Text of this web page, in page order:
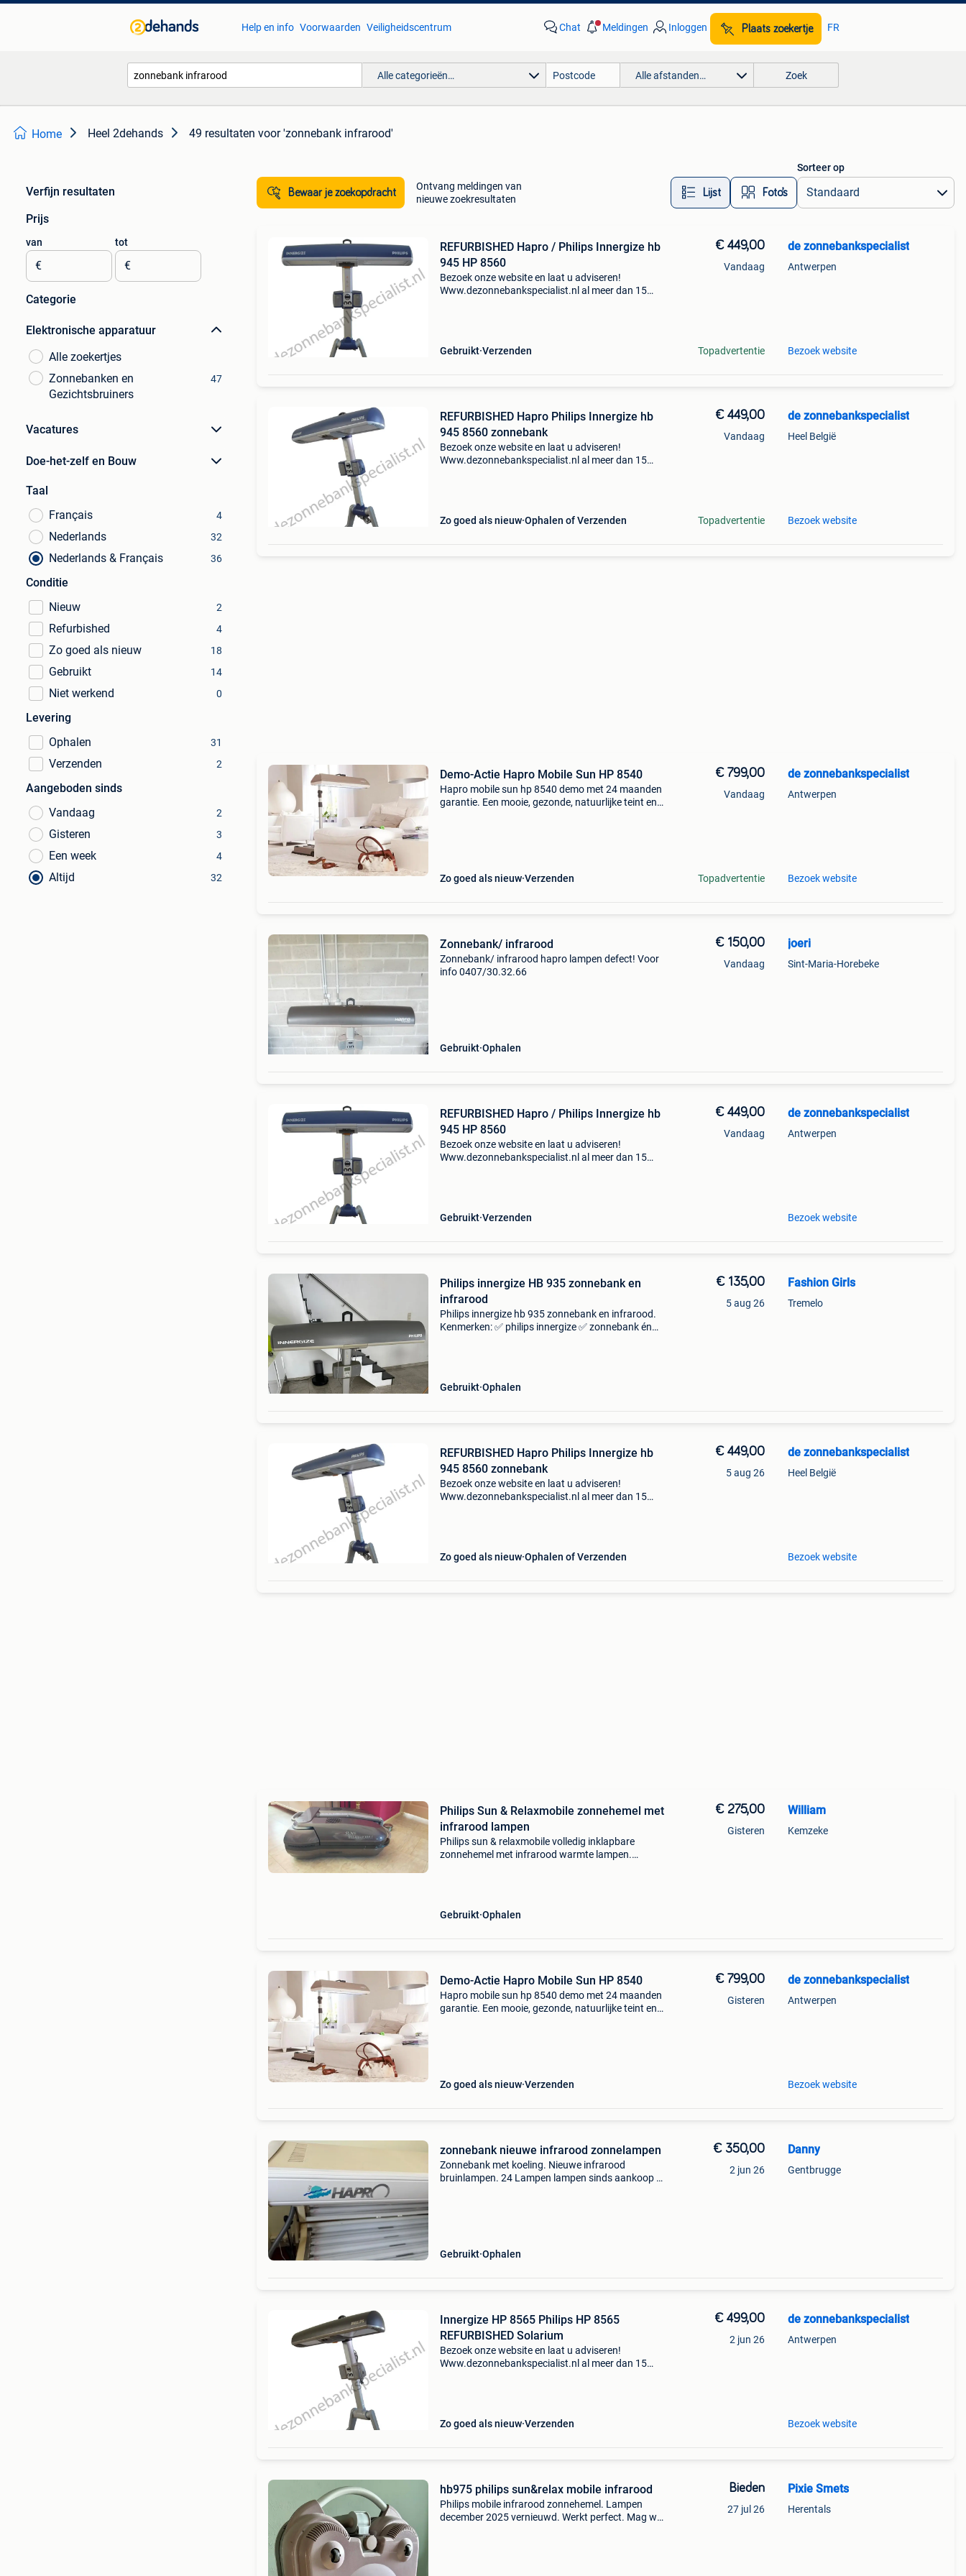
Help en info Voorwaarden Veiligheidscentrum Chat Meldingen Inloggen Plaats zoekertje FR
Alle categorieën… Alle afstanden… Zoek
Home Heel 2dehands 49 resultaten voor 'zonnebank infrarood'
Verfijn resultaten
Prijs
van
€
tot
€
Categorie
Elektronische apparatuur
Alle zoekertjes
Zonnebanken en
Gezichtsbruiners
47
Vacatures
Doe-het-zelf en Bouw
Taal
Français
4
Nederlands 32
Nederlands & Français 36
Conditie
Nieuw
2
Refurbished 4
Zo goed als nieuw 18
Gebruikt 14
Niet werkend 0
Levering
Ophalen
31
Verzenden 2
Aangeboden sinds
Vandaag
2
Gisteren 3
Een week 4
Altijd 32
Bewaar je zoekopdracht
Ontvang meldingen van
nieuwe zoekresultaten
Lijst Foto’s
Sorteer op
REFURBISHED Hapro / Philips Innergize hb
945 HP 8560
Bezoek onze website en laat u adviseren!
Www.dezonnebankspecialist.nl al meer dan 15
Gebruikt Verzenden
€ 449,00
Vandaag
Topadvertentie
de zonnebankspecialist
Antwerpen
Bezoek website
REFURBISHED Hapro Philips Innergize hb
945 8560 zonnebank
Bezoek onze website en laat u adviseren!
Www.dezonnebankspecialist.nl al meer dan 15
Zo goed als nieuw Ophalen of Verzenden
€ 449,00
Vandaag
Topadvertentie
de zonnebankspecialist
Heel België
Bezoek website
Demo-Actie Hapro Mobile Sun HP 8540
Hapro mobile sun hp 8540 demo met 24 maanden
garantie. Een mooie, gezonde, natuurlijke teint en
Zo goed als nieuw Verzenden
€ 799,00
Vandaag
Topadvertentie
de zonnebankspecialist
Antwerpen
Bezoek website
Zonnebank/ infrarood
Zonnebank/ infrarood hapro lampen defect! Voor
info 0407/30.32.66
Gebruikt Ophalen
€ 150,00
Vandaag
joeri
Sint-Maria-Horebeke
REFURBISHED Hapro / Philips Innergize hb
945 HP 8560
Bezoek onze website en laat u adviseren!
Www.dezonnebankspecialist.nl al meer dan 15
Gebruikt Verzenden
€ 449,00
Vandaag
de zonnebankspecialist
Antwerpen
Bezoek website
Philips innergize HB 935 zonnebank en
infrarood
Philips innergize hb 935 zonnebank en infrarood.
Kenmerken: ✅ philips innergize ✅ zonnebank én
Gebruikt Ophalen
€ 135,00
5 aug 26
Fashion Girls
Tremelo
REFURBISHED Hapro Philips Innergize hb
945 8560 zonnebank
Bezoek onze website en laat u adviseren!
Www.dezonnebankspecialist.nl al meer dan 15
Zo goed als nieuw Ophalen of Verzenden
€ 449,00
5 aug 26
de zonnebankspecialist
Heel België
Bezoek website
Philips Sun & Relaxmobile zonnehemel met
infrarood lampen
Philips sun & relaxmobile volledig inklapbare
zonnehemel met infrarood warmte lampen.
Gebruikt Ophalen
€ 275,00
Gisteren
William
Kemzeke
Demo-Actie Hapro Mobile Sun HP 8540
Hapro mobile sun hp 8540 demo met 24 maanden
garantie. Een mooie, gezonde, natuurlijke teint en
Zo goed als nieuw Verzenden
€ 799,00
Gisteren
de zonnebankspecialist
Antwerpen
Bezoek website
zonnebank nieuwe infrarood zonnelampen
Zonnebank met koeling. Nieuwe infrarood
bruinlampen. 24 Lampen lampen sinds aankoop 2
Gebruikt Ophalen
€ 350,00
2 jun 26
Danny
Gentbrugge
Innergize HP 8565 Philips HP 8565
REFURBISHED Solarium
Bezoek onze website en laat u adviseren!
Www.dezonnebankspecialist.nl al meer dan 15
Zo goed als nieuw Verzenden
€ 499,00
2 jun 26
de zonnebankspecialist
Antwerpen
Bezoek website
hb975 philips sun&relax mobile infrarood
Philips mobile infrarood zonnehemel. Lampen
december 2025 vernieuwd. Werkt perfect. Mag weg
Bieden
27 jul 26
Pixie Smets
Herentals